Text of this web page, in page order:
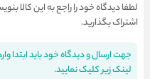
لطفا دیدگاه خود را راجع به این کالا
اشتراک بگذارید.
جهت ارسال و دیدگاه خود باید
لینک زیر کلیک نمایید.